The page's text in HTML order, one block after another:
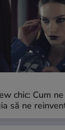
chic: Cum ne
să ne